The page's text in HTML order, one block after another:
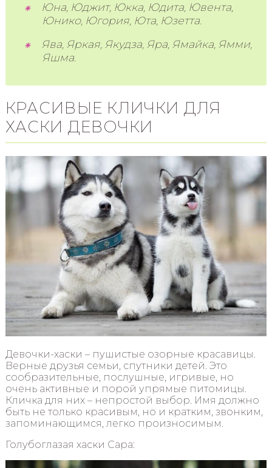
Юна, Юджит, Юкка, Юдита, Ювента,
Юнико, Югория, Юта, Юзетта.
Ява, Яркая, Якудза, Яра, Ямайка, Ямми,
Яшма.
КРАСИВЫЕ КЛИЧКИ ДЛЯ
ХАСКИ ДЕВОЧКИ
Девочки-хаски – пушистые озорные красавицы.
Верные друзья семьи, спутники детей. Это
сообразительные, послушные, игривые, но
очень активные и порой упрямые питомицы.
Кличка для них – непростой выбор. Имя должно
быть не только красивым, но и кратким, звонким,
запоминающимся, легко произносимым.
Голубоглазая хаски Сара: